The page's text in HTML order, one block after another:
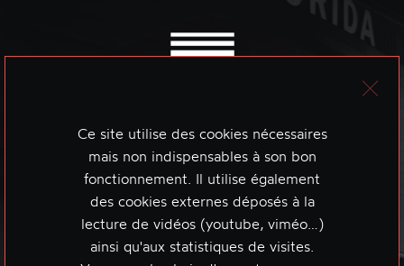
Ce site utilise des cookies nécessaires
mais non indispensables à son bon
fonctionnement. Il utilise également
des cookies externes déposés à la
lecture de vidéos (youtube, viméo…)
ainsi qu'aux statistiques de visites.